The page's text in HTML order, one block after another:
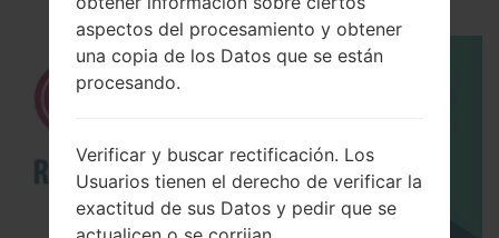
aspectos del procesamiento y obtener
una copia de los Datos que se están
procesando.
Verificar y buscar rectificación. Los
Usuarios tienen el derecho de verificar la
exactitud de sus Datos y pedir que se